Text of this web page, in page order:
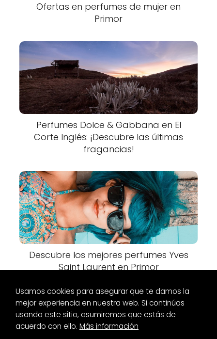
Ofertas en perfumes de mujer en
Primor
Perfumes Dolce & Gabbana en El
Corte Inglés: ¡Descubre las últimas
fragancias!
Descubre los mejores perfumes Yves
Saint Laurent en Primor
Vestidos largos Women Secret:
Usamos cookies para asegurar que te damos la
mejor experiencia en nuestra web. Si continúas
usando este sitio, asumiremos que estás de
acuerdo con ello. Más información